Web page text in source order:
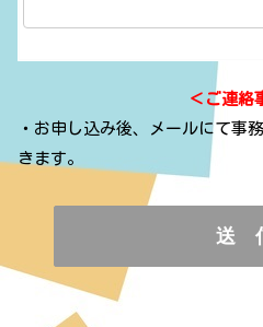
＜ご連絡
・お申し込み後、メールにて事
きます。